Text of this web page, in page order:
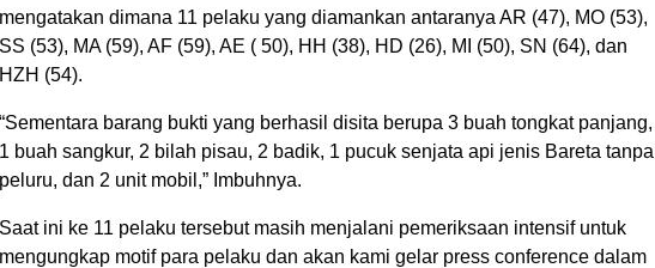
mengatakan dimana 11 pelaku yang diamankan antaranya AR (47), MO (53),
SS (53), MA (59), AF (59), AE ( 50), HH (38), HD (26), MI (50), SN (64), dan
HZH (54).
“Sementara barang bukti yang berhasil disita berupa 3 buah tongkat panjang,
1 buah sangkur, 2 bilah pisau, 2 badik, 1 pucuk senjata api jenis Bareta tanpa
peluru, dan 2 unit mobil,” Imbuhnya.
Saat ini ke 11 pelaku tersebut masih menjalani pemeriksaan intensif untuk
mengungkap motif para pelaku dan akan kami gelar press conference dalam